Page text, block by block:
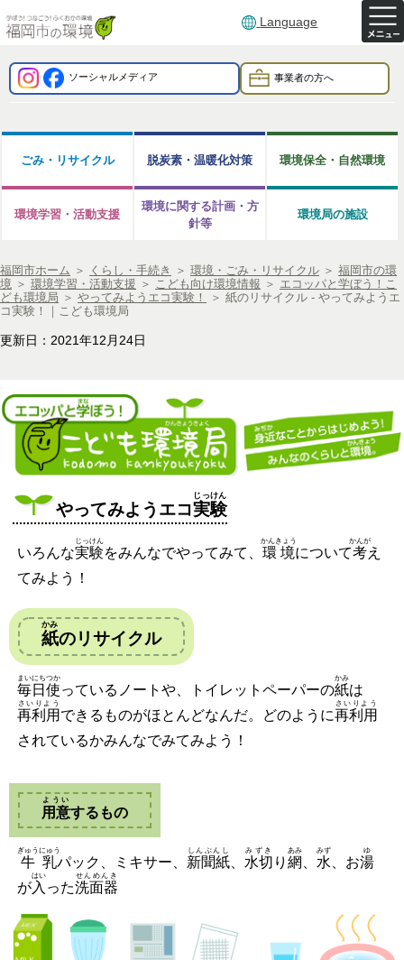
Language
ソーシャルメディア 事業者の方へ
ごみ・リサイクル 脱炭素・温暖化対策 環境保全・自然環境
環境学習・活動支援
環境に関する計画・方
針等
環境局の施設
福岡市ホーム ＞ くらし・手続き ＞ 環境・ごみ・リサイクル ＞ 福岡市の環
境 ＞ 環境学習・活動支援 ＞ こども向け環境情報 ＞ エコッパと学ぼう！こ
ども環境局 ＞ やってみようエコ実験！ ＞ 紙のリサイクル - やってみようエ
コ実験！｜こども環境局
更新日：2021年12月24日
やってみようエコ実験
じっけん
いろんな実験
じっけん
をみんなでやってみて、 環境
かんきょう
について考
かんが
え
てみよう！
紙
かみ
のリサイクル
毎日使
まいにちつか
っているノートや、トイレットペーパーの紙
かみ
は
再利用
さいりよう
できるものがほとんどなんだ。どのように再利用
さいりよう
されているかみんなでみてみよう！
用意
ようい
するもの
牛乳
ぎゅうにゅう
パック、ミキサー、 新聞紙
しんぶんし
、 水切
みずき
り 網
あみ
水
みず
、お湯
ゆ
が入
はい
った洗面器
せんめんき